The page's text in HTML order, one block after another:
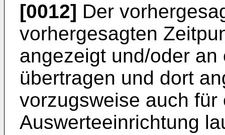
[0012] Der
vorhergesagten
angezeigt und/oder
übertragen und dort
vorzugsweise auch für
Auswerteeinrichtung